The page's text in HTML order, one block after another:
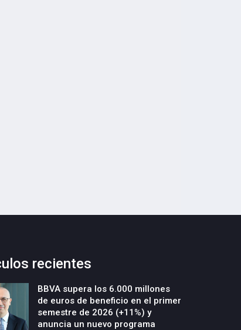
recientes
BBVA supera los 6.000 millones
de euros de beneficio en el primer
semestre de 2026 (+11%) y
anuncia un nuevo programa